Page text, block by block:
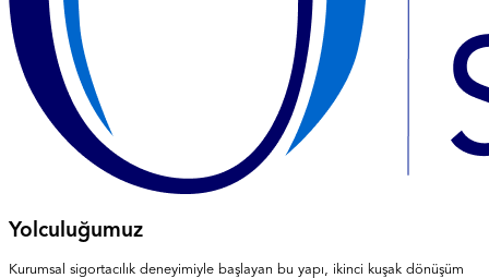
Yolculuğumuz
Kurumsal sigortacılık deneyimiyle başlayan bu yapı, ikinci kuşak dönüşüm